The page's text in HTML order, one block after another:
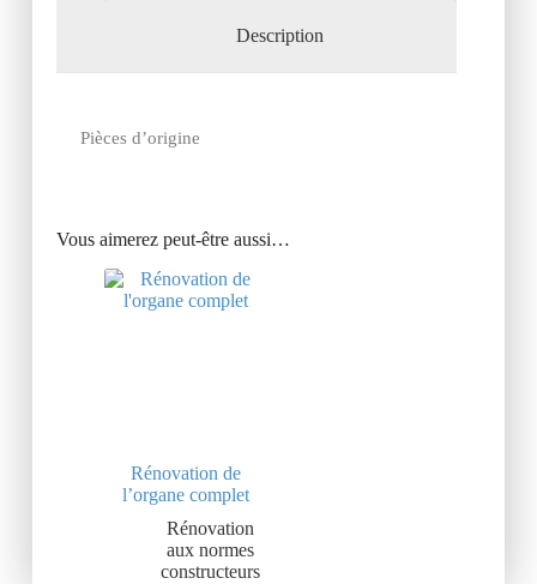
Description
Pièces d’origine
Vous aimerez peut-être aussi…
Rénovation de
l’organe complet
Rénovation
aux normes
constructeurs